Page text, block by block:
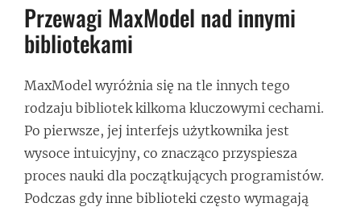
Przewagi MaxModel nad innymi
bibliotekami
MaxModel wyróżnia się na tle innych tego
rodzaju bibliotek kilkoma kluczowymi cechami.
Po pierwsze, jej interfejs użytkownika jest
wysoce intuicyjny, co znacząco przyspiesza
proces nauki dla początkujących programistów.
Podczas gdy inne biblioteki często wymagają